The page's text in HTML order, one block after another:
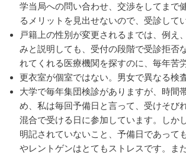
学当局への問い合わせ、交渉をしてまで
るメリットを見出せないので、受診して
戸籍上の性別が変更されるまでは、例え
みと説明しても、受付の段階で受診拒否
れてくれる医療機関を探すのに、毎年苦労
更衣室が個室ではない。男女で異なる検査
大学で毎年集団検診がありますが、時間
め、私は毎回予備日と言って、受けそび
混合で受ける日に参加しています。しか
明記されていないこと、予備日であって
やレントゲンはとてもストレスです。ま